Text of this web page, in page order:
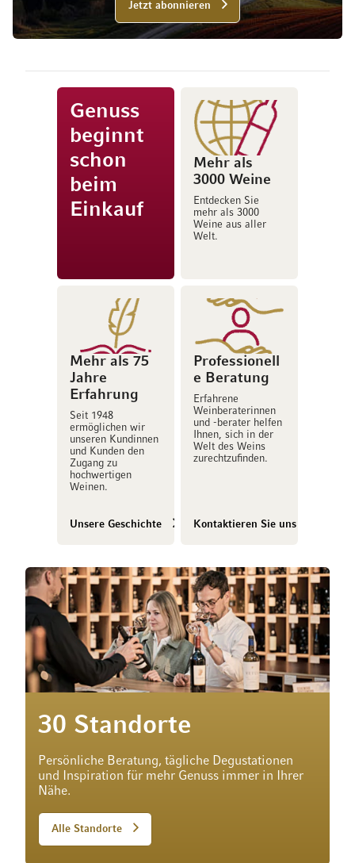
Jetzt abonnieren
Genuss
beginnt
schon
beim
Einkauf
Mehr als
3000 Weine
Entdecken Sie
mehr als 3000
Weine aus aller
Welt.
Mehr als 75
Jahre
Erfahrung
Seit 1948
ermöglichen wir
unseren Kundinnen
und Kunden den
Zugang zu
hochwertigen
Weinen.
Unsere Geschichte
Professionell
e Beratung
Erfahrene
Weinberaterinnen
und -berater helfen
Ihnen, sich in der
Welt des Weins
zurechtzufinden.
Kontaktieren Sie uns
30 Standorte
Persönliche Beratung, tägliche Degustationen
und Inspiration für mehr Genuss immer in Ihrer
Nähe.
Alle Standorte